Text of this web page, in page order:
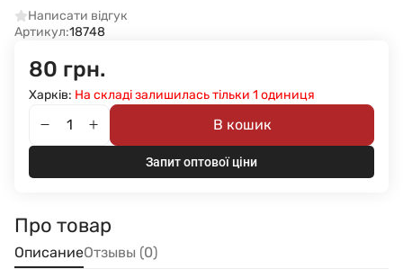
Написати відгук
Артикул:18748
80 грн.
Харків: На складі залишилась тільки 1 одиниця
В кошик
Запит оптової ціни
Про товар
ОписаниеОтзывы (0)